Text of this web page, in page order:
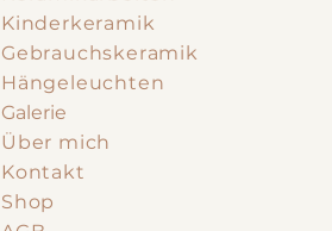
Kinderkeramik
Gebrauchskeramik
Hängeleuchten
Galerie
Über mich
Kontakt
Shop